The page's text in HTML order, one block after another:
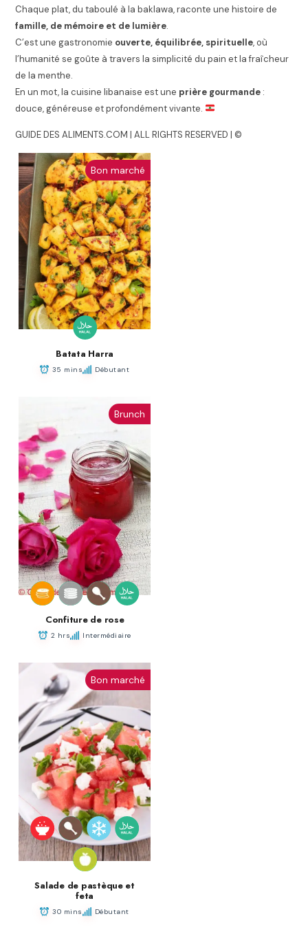
Chaque plat, du taboulé à la baklawa, raconte une histoire de
famille, de mémoire et de lumière.
C’est une gastronomie ouverte, équilibrée, spirituelle, où
l’humanité se goûte à travers la simplicité du pain et la fraîcheur
de la menthe.
En un mot, la cuisine libanaise est une prière gourmande :
douce, généreuse et profondément vivante.
GUIDE DES ALIMENTS.COM | ALL RIGHTS RESERVED | ©
Bon marché
Batata Harra
35 mins Débutant
Brunch
Confiture de rose
2 hrs Intermédiaire
Bon marché
Salade de pastèque et
feta
30 mins Débutant